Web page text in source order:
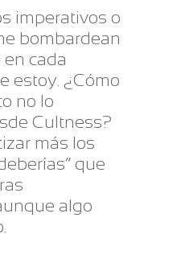
imperativos o
bombardean
cada
estoy. ¿Cómo
no lo
Cultness?
más los
que
algo